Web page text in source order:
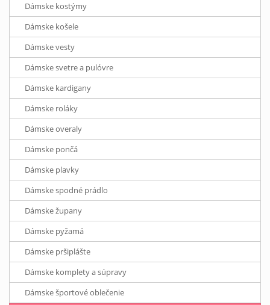
Dámske kostýmy
Dámske košele
Dámske vesty
Dámske svetre a pulóvre
Dámske kardigany
Dámske roláky
Dámske overaly
Dámske pončá
Dámske plavky
Dámske spodné prádlo
Dámske župany
Dámske pyžamá
Dámske pršiplášte
Dámske komplety a súpravy
Dámske športové oblečenie